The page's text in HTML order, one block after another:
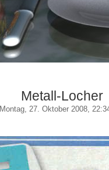
Metall-Locher
Montag, 27. Oktober 2008,